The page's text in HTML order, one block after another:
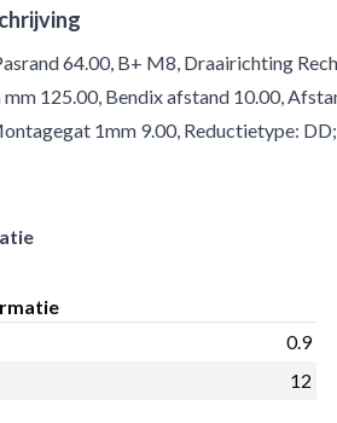
64.00, B+ M8, Draairichting
125.00, Bendix afstand 10.00,
1mm 9.00, Reductietype:
0.9
12